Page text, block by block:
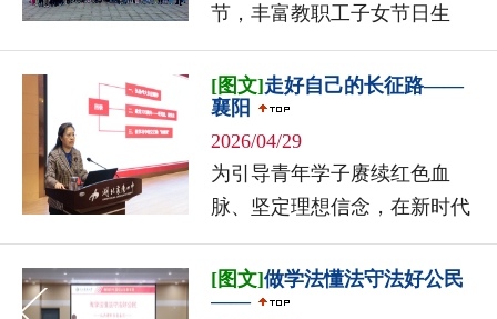
节，丰富教职工子女节日生
活，5月30日上午，襄阳四中联
合市公安局特警支队，共...
[图文]走好自己的长征路——
襄阳
2026/04/29
为引导青年学子赓续红色血
脉、坚定理想信念，在新时代
走好属于自己的“长征路”，4月
24日晚，襄阳四中2024级高二
学生业余党校第四期党课在至
[图文]做学法懂法守法好公民
——